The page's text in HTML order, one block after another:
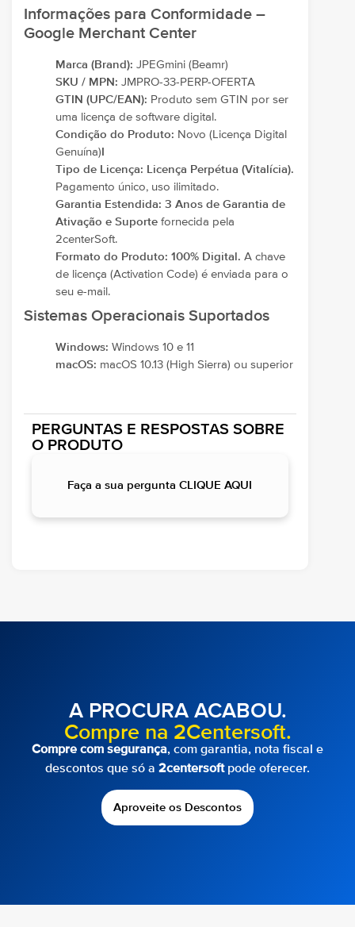
Informações para Conformidade –
Google Merchant Center
Marca (Brand): JPEGmini (Beamr)
SKU / MPN: JMPRO-33-PERP-OFERTA
GTIN (UPC/EAN): Produto sem GTIN por ser
uma licença de software digital.
Condição do Produto: Novo (Licença Digital
Genuína)I
Tipo de Licença: Licença Perpétua (Vitalícia).
Pagamento único, uso ilimitado.
Garantia Estendida: 3 Anos de Garantia de
Ativação e Suporte fornecida pela
2centerSoft.
Formato do Produto: 100% Digital. A chave
de licença (Activation Code) é enviada para o
seu e-mail.
Sistemas Operacionais Suportados
Windows: Windows 10 e 11
macOS: macOS 10.13 (High Sierra) ou superior
PERGUNTAS E RESPOSTAS SOBRE
O PRODUTO
Faça a sua pergunta CLIQUE AQUI
A PROCURA ACABOU.
Compre na 2Centersoft.
Compre com segurança, com garantia, nota fiscal e
descontos que só a 2centersoftpode oferecer.
Aproveite os Descontos